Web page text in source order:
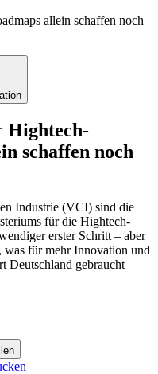
allein schaffen noch
Hightech-
schaffen noch
Industrie (VCI) sind die
für die Hightech-
erster Schritt – aber
was für mehr Innovation und
Deutschland gebraucht